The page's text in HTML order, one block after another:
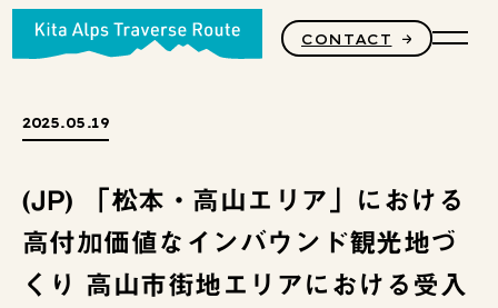
CONTACT
PRODUCTS
STORY
2025.05.19
(JP) 「松本・高山エリア」における
高付加価値なインバウンド観光地づ
くり 高山市街地エリアにおける受入